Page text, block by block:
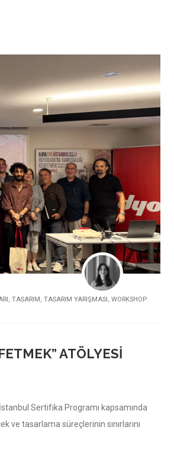
, TASARIM , TASARIM YARIŞMASI , WORKSHOP
ATÖLYESI
Sertifika Programı kapsamında
ve tasarlama süreçlerinin sınırlarını